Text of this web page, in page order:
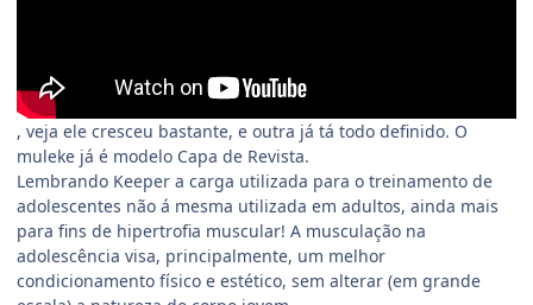
, veja ele cresceu bastante, e outra já tá todo definido. O
muleke já é modelo Capa de Revista.
Lembrando Keeper a carga utilizada para o treinamento de
adolescentes não á mesma utilizada em adultos, ainda mais
para fins de hipertrofia muscular! A musculação na
adolescência visa, principalmente, um melhor
condicionamento físico e estético, sem alterar (em grande